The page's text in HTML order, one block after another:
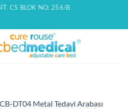
C5 BLOK NO: 256/B
DT04 Metal Tedavi Arabası